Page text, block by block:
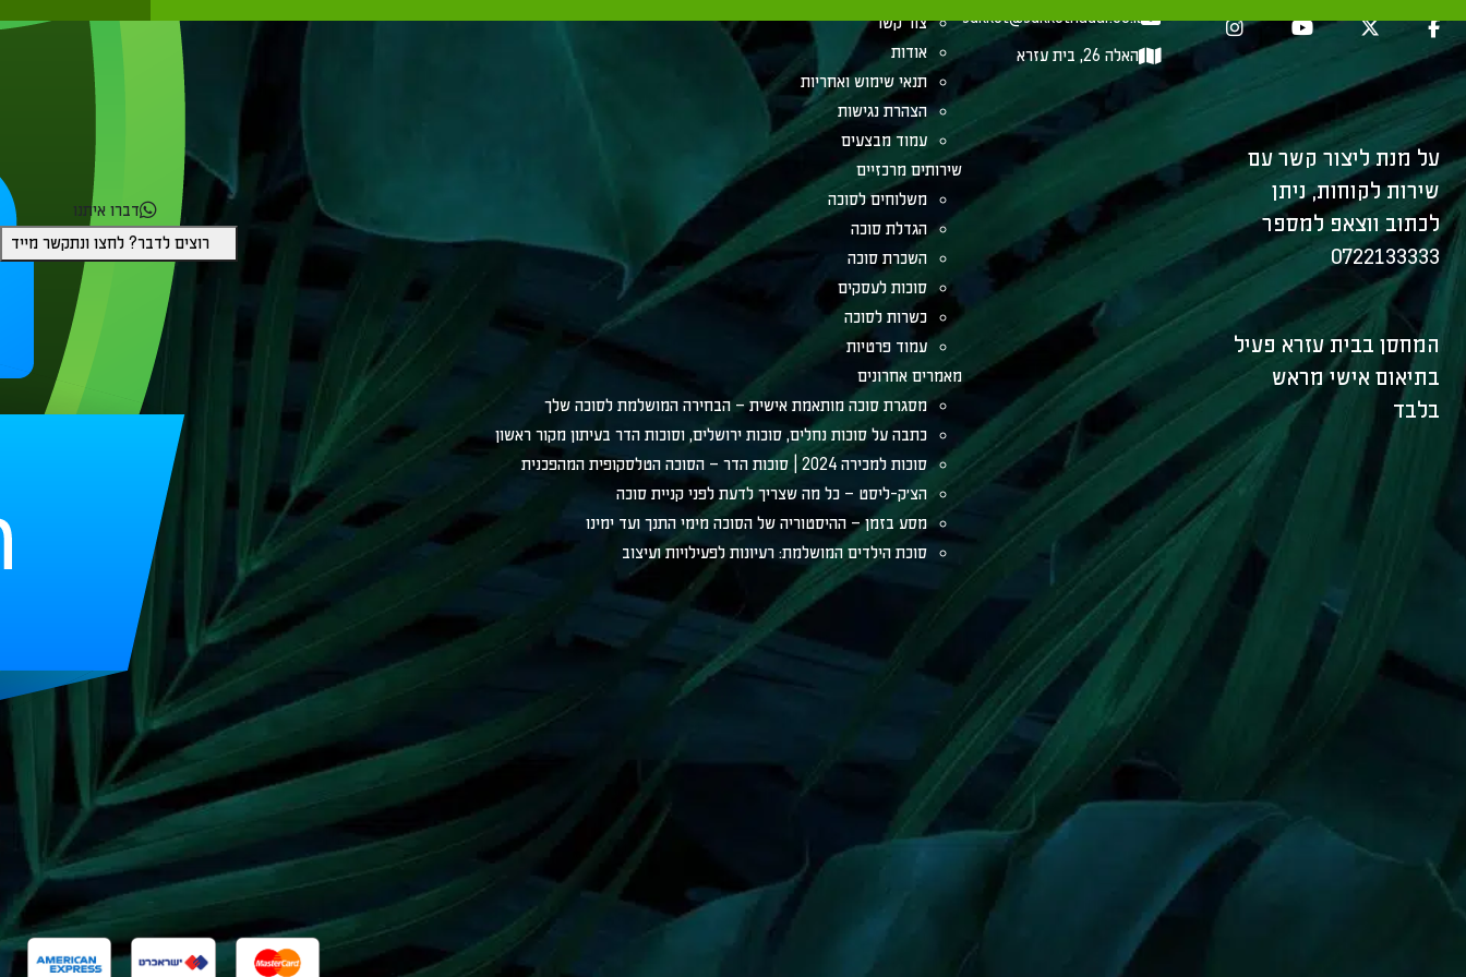
על מנת ליצור קשר עם
שירות לקוחות, ניתן
לכתוב ווצאפ למספר
0722133333
המחסן בבית עזרא פעיל
בתיאום אישי מראש
בלבד
sukkot@sukkothadar.co.il
האלה 26, בית עזרא
צור קשר
אודות
תנאי שימוש ואחריות
הצהרת נגישות
עמוד מבצעים
שירותים מרכזיים
משלוחים לסוכה
הגדלת סוכה
השכרת סוכה
סוכות לעסקים
כשרות לסוכה
עמוד פרטיות
מאמרים אחרונים
מסגרת סוכה מותאמת אישית – הבחירה המושלמת לסוכה שלך
כתבה על סוכות נחלים, סוכות ירושלים, וסוכות הדר בעיתון מקור ראשון
סוכות למכירה 2024 | סוכות הדר – הסוכה הטלסקופית המהפכנית
הצ׳ק-ליסט – כל מה שצריך לדעת לפני קניית סוכה
מסע בזמן – ההיסטוריה של הסוכה מימי התנך ועד ימינו
סוכת הילדים המושלמת: רעיונות לפעילויות ועיצוב
דברו איתנו
רוצים לדבר? לחצו ונתקשר מייד